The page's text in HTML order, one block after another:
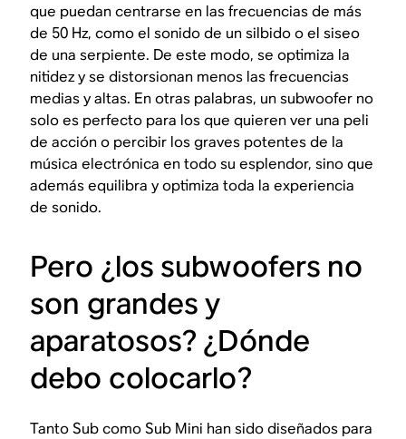
que puedan centrarse en las frecuencias de más
de 50 Hz, como el sonido de un silbido o el siseo
de una serpiente. De este modo, se optimiza la
nitidez y se distorsionan menos las frecuencias
medias y altas. En otras palabras, un subwoofer no
solo es perfecto para los que quieren ver una peli
de acción o percibir los graves potentes de la
música electrónica en todo su esplendor, sino que
además equilibra y optimiza toda la experiencia
de sonido.
Pero ¿los subwoofers no
son grandes y
aparatosos? ¿Dónde
debo colocarlo?
Tanto Sub como Sub Mini han sido diseñados para